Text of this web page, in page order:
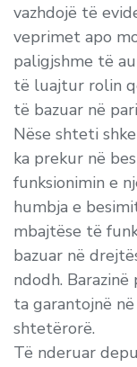
vazhdojë të
veprimet apo
paligjshme të
të luajtur rolin
të bazuar në
Nëse shteti
ka prekur në
funksionimin e
humbja e
mbajtëse të
bazuar në
ndodh.
ta garantojnë
shtetërorë.
Të nderuar